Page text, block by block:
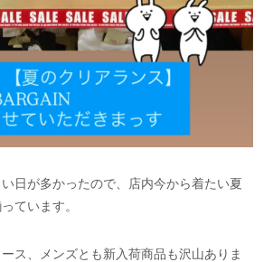
日が多かったので、店内今から着たい夏
ています。
ス、メンズとも新入荷商品も沢山ありま